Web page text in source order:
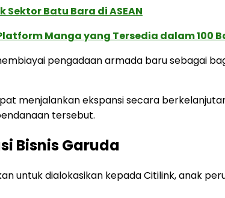
Batu Bara di ASEAN
Manga yang Tersedia dalam 100
pengadaan armada baru sebagai
menjalankan ekspansi secara
tersebut.
Bisnis Garuda
untuk dialokasikan kepada Citilink, anak